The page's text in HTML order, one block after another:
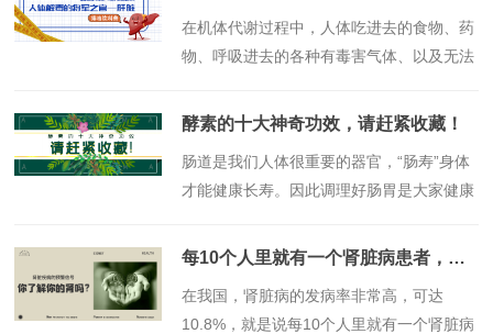
​在机体代谢过程中，人体吃进去的食物、药
物、呼吸进去的各种有毒害气体、以及无法
集，然后在肝内被解毒和清除......
酵素的十大神奇功效，请赶紧收藏！
​肠道是我们人体很重要的器官，“肠寿”身体
才能健康长寿。因此调理好肠胃是大家健康
每10个人里就有一个肾脏病患者，你了解你的肾吗？
​在我国，肾脏病的发病率非常高，可达
10.8%，就是说每10个人里就有一个肾脏病